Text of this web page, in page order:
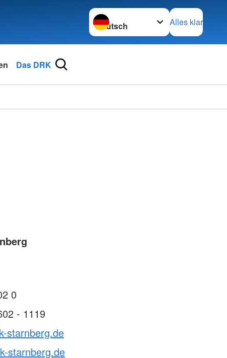
Sprache wechseln zu
Alles klar
Das DRK
0
- 1119
starnberg.de
starnberg.de